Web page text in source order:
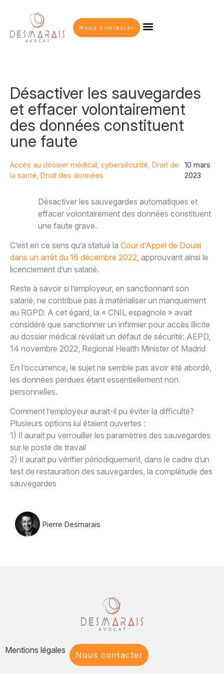
Nous contacter
Désactiver les sauvegardes
et effacer volontairement
des données constituent
une faute
Accès au dossier médical cybersécurité Droit de
la santé Droit des données
10 mars
2023
Désactiver les sauvegardes automatiques et
effacer volontairement des données constituent
une faute grave.
C’est en ce sens qu’a statué la Cour d’Appel de Douai
dans un arrêt du 16 décembre 2022 , approuvant ainsi le
licenciement d’un salarié.
Reste à savoir si l’employeur, en sanctionnant son
salarié, ne contribue pas à matérialiser un manquement
au RGPD. A cet égard, la « CNIL espagnole » avait
considéré que sanctionner un infirmier pour accès illicite
au dossier médical révélait un défaut de sécurité: AEPD,
14 novembre 2022, Regional Health Minister of Madrid
En l’occurrence, le sujet ne semble pas avoir été abordé,
les données perdues étant essentiellement non
personnelles.
Comment l’employeur aurait-il pu éviter la difficulté?
Plusieurs options lui étaient ouvertes :
1) Il aurait pu verrouiller les paramètres des sauvegardes
sur le poste de travail
2) Il aurait pu vérifier périodiquement, dans le cadre d’un
test de restauration des sauvegardes, la complétude des
sauvegardes
Pierre Desmarais
Mentions légales Nous contacter